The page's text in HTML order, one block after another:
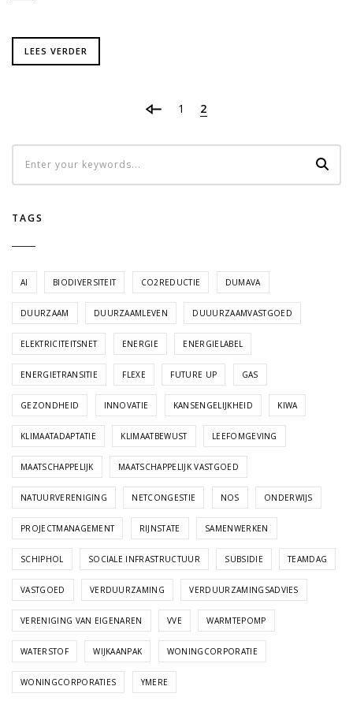
LEES VERDER
1 2
TAGS
AI BIODIVERSITEIT CO2REDUCTIE DUMAVA
DUURZAAM DUURZAAMLEVEN DUUURZAAMVASTGOED
ELEKTRICITEITSNET ENERGIE ENERGIELABEL
ENERGIETRANSITIE FLEXE FUTURE UP GAS
GEZONDHEID INNOVATIE KANSENGELIJKHEID KIWA
KLIMAATADAPTATIE KLIMAATBEWUST LEEFOMGEVING
MAATSCHAPPELIJK MAATSCHAPPELIJK VASTGOED
NATUURVERENIGING NETCONGESTIE NOS ONDERWIJS
PROJECTMANAGEMENT RIJNSTATE SAMENWERKEN
SCHIPHOL SOCIALE INFRASTRUCTUUR SUBSIDIE TEAMDAG
VASTGOED VERDUURZAMING VERDUURZAMINGSADVIES
VERENIGING VAN EIGENAREN VVE WARMTEPOMP
WATERSTOF WIJKAANPAK WONINGCORPORATIE
WONINGCORPORATIES YMERE